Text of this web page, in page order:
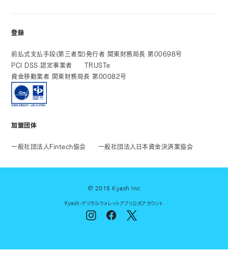
登録
前払式支払手段(第三者型)発行者 関東財務局長 第00698号
PCI DSS 認定事業者
TRUSTe
資金移動業者 関東財務局長 第00082号
加盟団体
一般社団法人Fintech協会 一般社団法人日本資金決済業協会
© 2015 Kyash Inc
Kyash-デジタルウォレットアプリ公式アカウント